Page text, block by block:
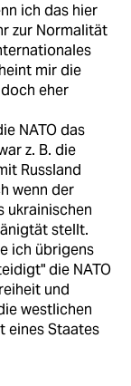
ich das hier
zur Normalität
mir die
eher
NATO das
z. B. die
Russland
wenn der
ukrainischen
stellt.
ich übrigens
die NATO
und
westlichen
eines Staates